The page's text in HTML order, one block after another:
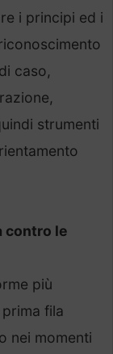
i principi ed i
caso,
strumenti
contro le
più
fila
nei momenti